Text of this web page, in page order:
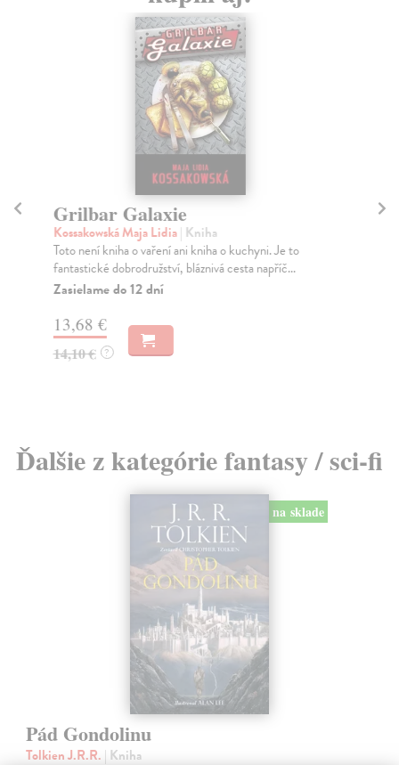
Grilbar Galaxie
Kossakowská Maja Lidia| Kniha
Toto není kniha o vaření ani kniha o kuchyni. Je to
fantastické dobrodružství, bláznivá cesta napříč...
Zasielame do 12 dní
13,68 €
14,10 € ?
Ďalšie z kategórie fantasy / sci-fi
na sklade
Pád Gondolinu
Tolkien J.R.R. | Kniha